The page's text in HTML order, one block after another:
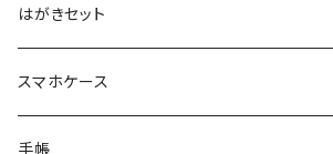
はがきセット
スマホケース
手帳